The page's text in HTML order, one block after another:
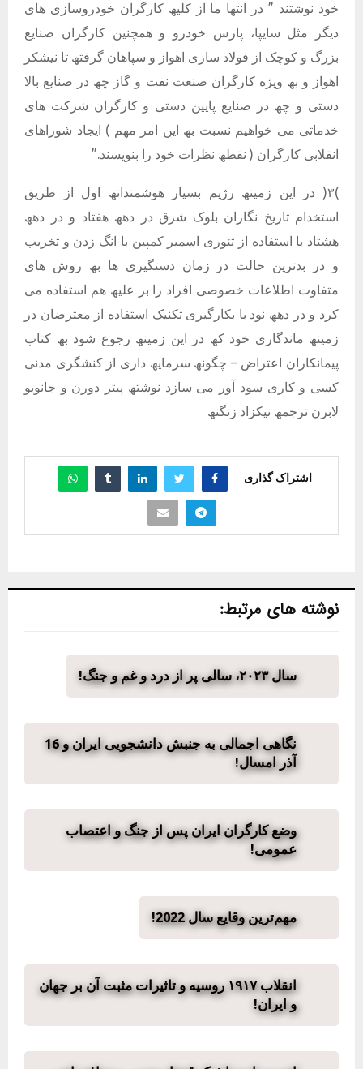
خود نوشتند ” در انتھا ما از کلیھ کارگران خودروسازی ھای
دیگر مثل سایپا، پارس خودرو و ھمچنین کارگران صنایع
بزرگ و کوچک از فولاد سازی اھواز و سپاھان گرفتھ تا نیشکر
اھواز و بھ ویژه کارگران صنعت نفت و گاز چھ در صنایع بالا
دستی و چھ در صنایع پایین دستی و کارگران شرکت ھای
خدماتی می خواھیم نسبت بھ این امر مھم ) ایجاد شوراھای
انقلابی کارگران ( نقطھ نظرات خود را بنویسند.”
)٣( در این زمینھ رژیم بسیار ھوشمندانھ اول از طریق
استخدام تاریخ نگاران بلوک شرق در دھھ ھفتاد و در دھھ
ھشتاد با استفاده از تئوری اسمیر کمپین با انگ زدن و تخریب
و در بدترین حالت در زمان دستگیری ھا بھ روش ھای
متفاوت اطلاعات خصوصی افراد را بر علیھ ھم استفاده می
کرد و در دھھ نود با بکارگیری تکنیک استفاده از معترضان در
زمینھ ماندگاری خود کھ در این زمینھ رجوع شود بھ کتاب
پیمانکاران اعتراض – چگونھ سرمایھ داری از کنشگری مدنی
کسی و کاری سود آور می سازد نوشتھ پیتر دورن و جانویو
لابرن ترجمھ نیکزاد زنگنھ
اشتراک گذاری
نوشته های مرتبط:
سال ۲۰۲۳، سالی پر از درد و غم و جنگ!
نگاهی اجمالی به جنبش دانشجویی ایران و 16
آذر امسال!
وضع کارگران ایران پس از جنگ و اعتصاب
عمومی!
مهم‌ترین وقایع سال 2022!
انقلاب ۱۹۱۷ روسیه و تاثیرات مثبت آن بر جهان
و ایران!